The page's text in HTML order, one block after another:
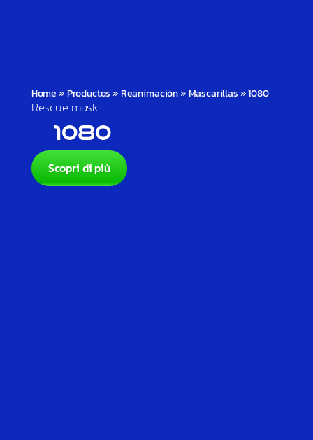
Home»Productos»Reanimación»Mascarillas»1080
Rescue mask
1080
Scopri di più